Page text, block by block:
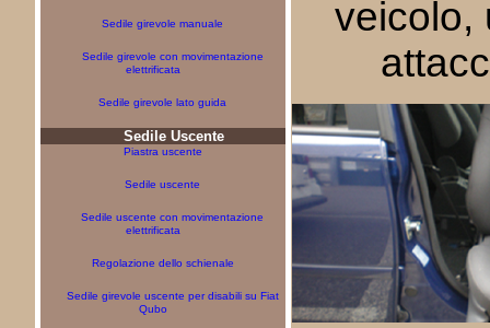
Sedile girevole manuale
Sedile girevole con movimentazione
elettrificata
Sedile girevole lato guida
Sedile Uscente
Piastra uscente
Sedile uscente
Sedile uscente con movimentazione
elettrificata
Regolazione dello schienale
Sedile girevole uscente per disabili su Fiat
Qubo
veicolo,